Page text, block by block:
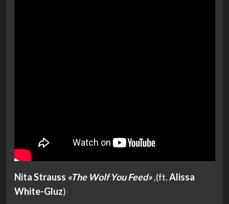
Nita Strauss «The Wolf You Feed»,(ft.Alissa
White-Gluz)